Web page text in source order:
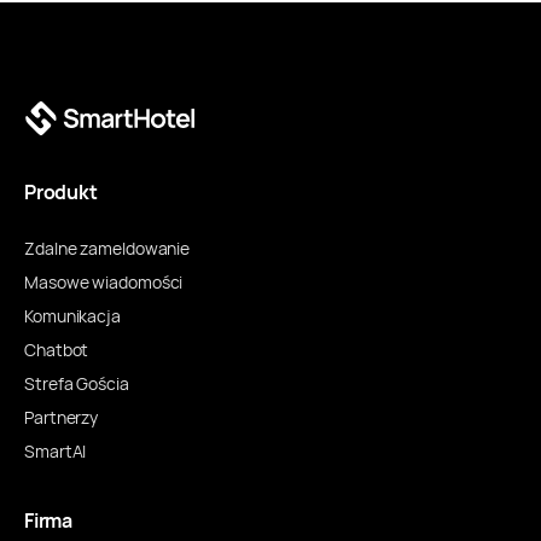
Produkt
Zdalne zameldowanie
Masowe wiadomości
Komunikacja
Chatbot
Strefa Gościa
Partnerzy
SmartAI
Firma